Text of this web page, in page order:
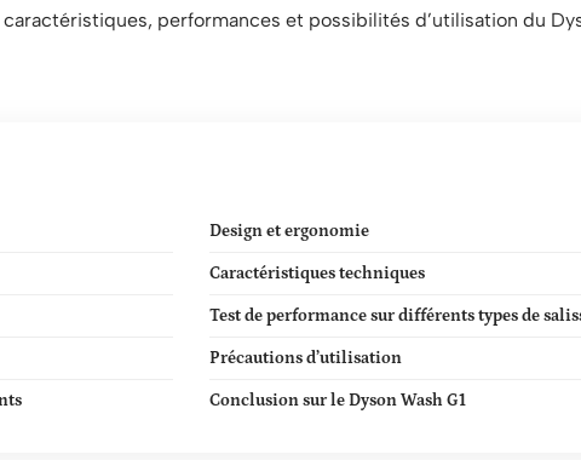
performances et possibilités d’utilisation du
Design et ergonomie
Caractéristiques techniques
Test de performance sur différents types de
Précautions d’utilisation
Conclusion sur le Dyson Wash G1